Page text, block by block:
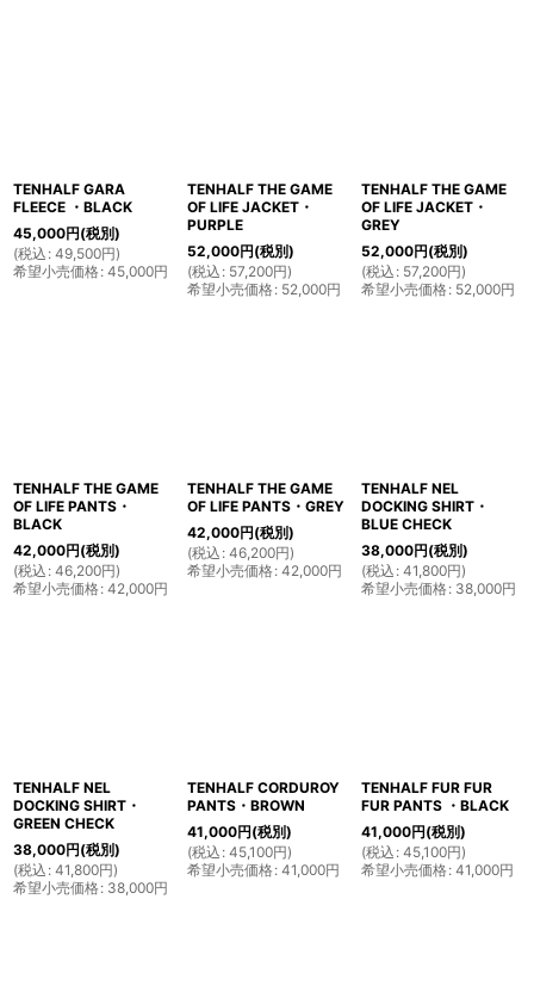
TENHALF GARA
FLEECE ・BLACK
45,000円(税別)
(税込 : 49,500円)
希望小売価格: 45,000円
TENHALF THE GAME
OF LIFE JACKET・
PURPLE
52,000円(税別)
(税込 : 57,200円)
希望小売価格: 52,000円
TENHALF THE GAME
OF LIFE JACKET・
GREY
52,000円(税別)
(税込 : 57,200円)
希望小売価格: 52,000円
TENHALF THE GAME
OF LIFE PANTS・
BLACK
42,000円(税別)
(税込 : 46,200円)
希望小売価格: 42,000円
TENHALF THE GAME
OF LIFE PANTS・GREY
42,000円(税別)
(税込 : 46,200円)
希望小売価格: 42,000円
TENHALF NEL
DOCKING SHIRT・
BLUE CHECK
38,000円(税別)
(税込 : 41,800円)
希望小売価格: 38,000円
TENHALF NEL
DOCKING SHIRT・
GREEN CHECK
38,000円(税別)
(税込 : 41,800円)
希望小売価格: 38,000円
TENHALF CORDUROY
PANTS・BROWN
41,000円(税別)
(税込 : 45,100円)
希望小売価格: 41,000円
TENHALF FUR FUR
FUR PANTS ・BLACK
41,000円(税別)
(税込 : 45,100円)
希望小売価格: 41,000円